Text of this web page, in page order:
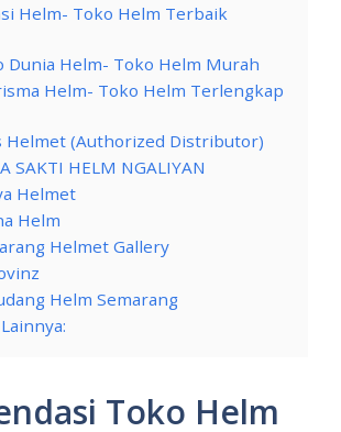
Helm- Toko Helm Terbaik
Dunia Helm- Toko Helm Murah
Helm- Toko Helm Terlengkap
Helmet (Authorized Distributor)
SAKTI HELM NGALIYAN
Helmet
Helm
Helmet Gallery
Helm Semarang
Toko Helm